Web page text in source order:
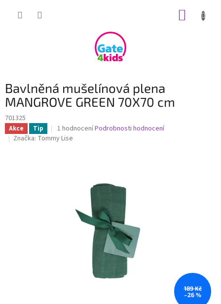
Bavlněná mušelínová plena
MANGROVE GREEN 70X70 cm
701325
Akce Tip
Průměrné
hodnocení
1 hodnoceníPodrobnosti hodnocení
Značka: Tommy Lise
189 Kč
–26 %